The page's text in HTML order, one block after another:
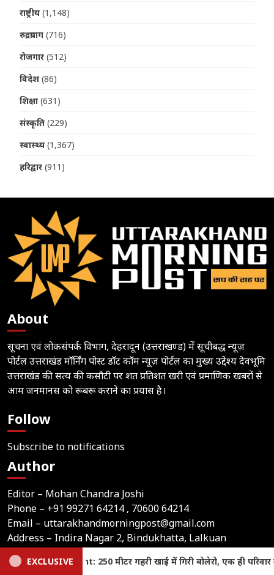
राष्ट्रीय (1,148)
रुद्रप्रयाग (716)
रोजगार (512)
विदेश (86)
शिक्षा (631)
संस्कृति (229)
स्वास्थ्य (1,367)
हरिद्वार (911)
About
सूचना एवं लोकसंपर्क विभाग, देहरादून (उत्तराखण्ड) में सूचीबद्ध न्यूज़
पोर्टल उत्तराखंड मॉर्निंग पोस्ट डॉट कॉम न्यूज़ पोर्टल का मुख्य उद्देश्य देवभूमि
उत्तराखंड की सत्य की कसौटी पर शत प्रतिशत खरी एवं प्रमाणिक खबरों से
आम जनमानस को रूबरू कराने का प्रयास है।
Follow
Subscribe to notifications
Author
Editor – Mohan Chandra Joshi
Phone – +91 99271 64214 , 70600 64214
Email – uttarakhandmorningpost@gmail.com
Address – Indira Nagar 2, Bindukhatta, Lalkuan
(Nainital), Uttarakhand
EXCLUSIVE
एक ही परिवार के पांच लोगों की दर्दनाक मौत Haldwani